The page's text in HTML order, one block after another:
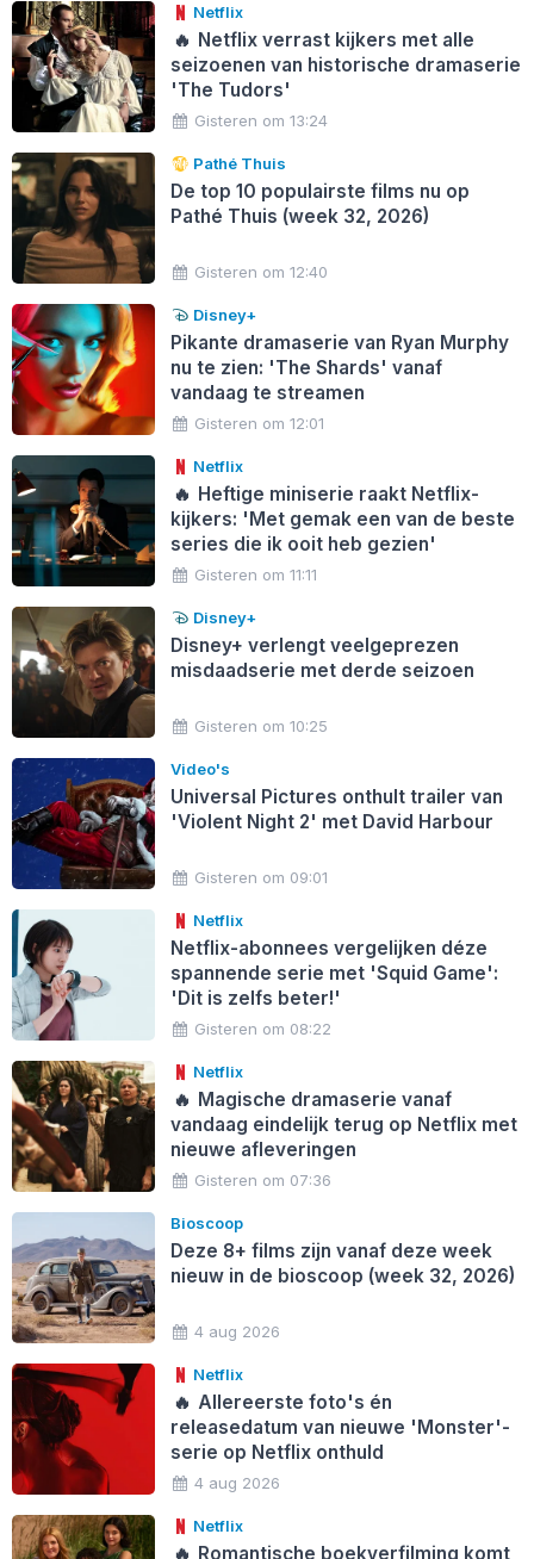
Netflix
🔥 Netflix verrast kijkers met alle
seizoenen van historische dramaserie
'The Tudors'
Gisteren om 13:24
Pathé Thuis
De top 10 populairste films nu op
Pathé Thuis (week 32, 2026)
Gisteren om 12:40
Disney+
Pikante dramaserie van Ryan Murphy
nu te zien: 'The Shards' vanaf
vandaag te streamen
Gisteren om 12:01
Netflix
🔥 Heftige miniserie raakt Netflix-
kijkers: 'Met gemak een van de beste
series die ik ooit heb gezien'
Gisteren om 11:11
Disney+
Disney+ verlengt veelgeprezen
misdaadserie met derde seizoen
Gisteren om 10:25
Video's
Universal Pictures onthult trailer van
'Violent Night 2' met David Harbour
Gisteren om 09:01
Netflix
Netflix-abonnees vergelijken déze
spannende serie met 'Squid Game':
'Dit is zelfs beter!'
Gisteren om 08:22
Netflix
🔥 Magische dramaserie vanaf
vandaag eindelijk terug op Netflix met
nieuwe afleveringen
Gisteren om 07:36
Bioscoop
Deze 8+ films zijn vanaf deze week
nieuw in de bioscoop (week 32, 2026)
4 aug 2026
Netflix
🔥 Allereerste foto's én
releasedatum van nieuwe 'Monster'-
serie op Netflix onthuld
4 aug 2026
Netflix
🔥 Romantische boekverfilming komt